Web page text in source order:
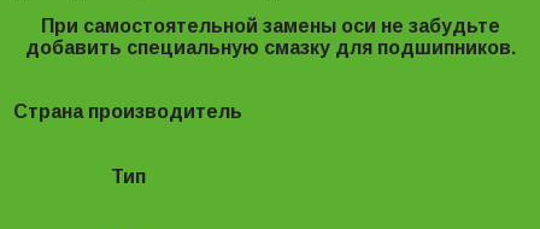
При самостоятельной замены оси не забудьте
добавить специальную смазку для подшипников.
Страна производитель
Тип